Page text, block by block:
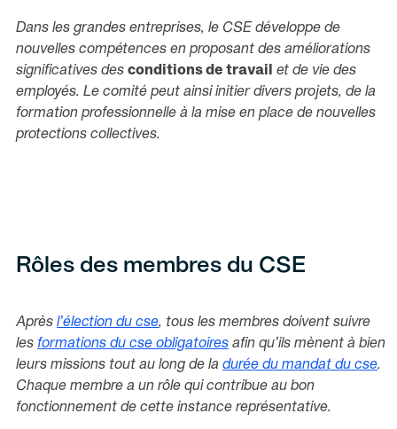
Dans les grandes entreprises, le CSE développe de
nouvelles compétences en proposant des améliorations
significatives des conditions de travail
et de vie des
employés. Le comité peut ainsi initier divers projets, de la
formation professionnelle à la mise en place de nouvelles
protections collectives.
Rôles des membres du CSE
Après l’élection du cse, tous les membres doivent suivre
les formations du cse obligatoires afin qu’ils mènent à bien
leurs missions tout au long de la durée du mandat du cse.
Chaque membre a un rôle qui contribue au bon
fonctionnement de cette instance représentative.